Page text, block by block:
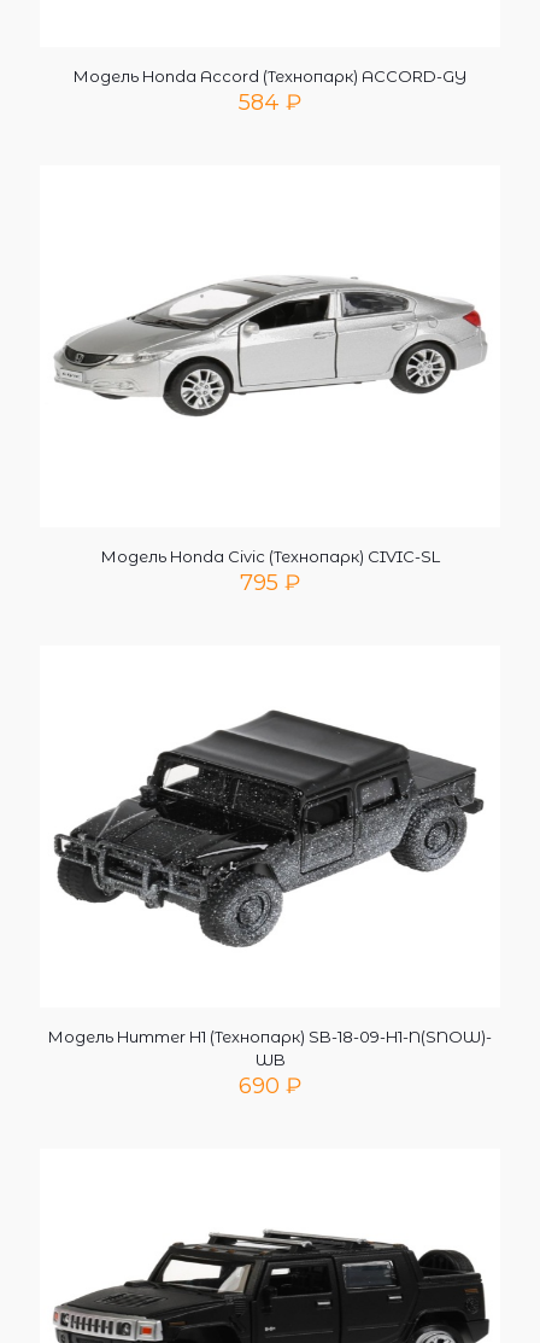
Модель Honda Accord (Технопарк) ACCORD-GY
584 ₽
Модель Honda Civic (Технопарк) CIVIC-SL
795 ₽
Модель Hummer H1 (Технопарк) SB-18-09-H1-N(SNOW)-
WB
690 ₽